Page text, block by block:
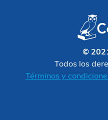
©
Todos los
Términos y